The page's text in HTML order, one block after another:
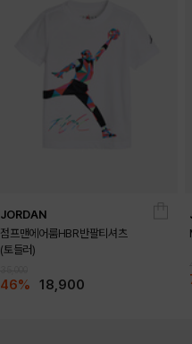
JORDAN
점프맨에어룸HBR반팔티셔츠
(토들러)
46% 18,900